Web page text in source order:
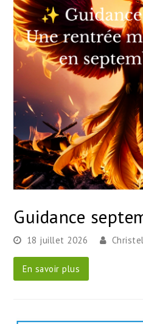
Guidance
18 juillet 2026
En savoir plus